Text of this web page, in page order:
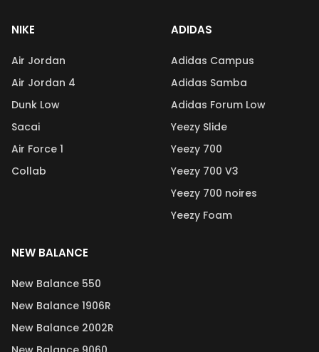
NIKE
Air Jordan
Air Jordan 4
Dunk Low
Sacai
Air Force 1
Collab
ADIDAS
Adidas Campus
Adidas Samba
Adidas Forum Low
Yeezy Slide
Yeezy 700
Yeezy 700 V3
Yeezy 700 noires
Yeezy Foam
NEW BALANCE
New Balance 550
New Balance 1906R
New Balance 2002R